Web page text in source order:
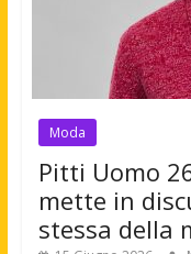
Moda
Pitti Uomo
mette in
stessa della